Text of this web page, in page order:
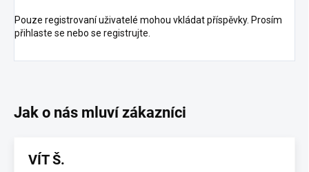
Pouze registrovaní uživatelé mohou vkládat příspěvky. Prosím
přihlaste se nebo se registrujte
VÍT Š.